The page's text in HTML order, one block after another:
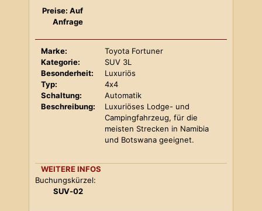
Preise: Auf
Anfrage
Marke:
Toyota Fortuner
Kategorie:
SUV 3L
Besonderheit:
Luxuriös
Typ:
4x4
Schaltung:
Automatik
Beschreibung:
Luxuriöses Lodge- und
Campingfahrzeug, für die
meisten Strecken in Namibia
und Botswana geeignet.
WEITERE INFOS
Buchungskürzel:
SUV-02